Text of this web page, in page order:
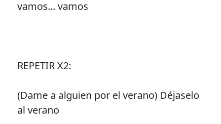
vamos... vamos
REPETIR X2:
(Dame a alguien por el verano) Déjaselo
al verano